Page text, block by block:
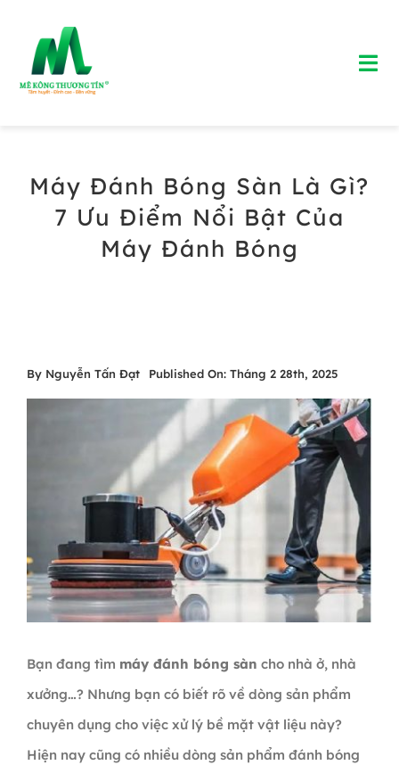
content
Giới Thiệu
Bảng Giá Bê Tông Tươi
Máy Đánh Bóng Sàn Là Gì?
7 Ưu Điểm Nổi Bật Của
Máy Đánh Bóng
By Nguyễn Tấn Đạt Published On: Tháng 2 28th, 2025
Bạn đang tìm máy đánh bóng sàn cho nhà ở, nhà
xưởng…? Nhưng bạn có biết rõ về dòng sản phẩm
chuyên dụng cho việc xử lý bề mặt vật liệu này?
Hiện nay cũng có nhiều dòng sản phẩm đánh bóng